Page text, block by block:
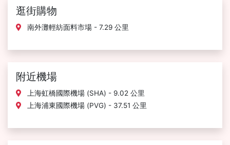
逛街購物
南外灘輕紡面料市場 - 7.29 公里
附近機場
上海虹橋國際機場 (SHA) - 9.02 公里
上海浦東國際機場 (PVG) - 37.51 公里